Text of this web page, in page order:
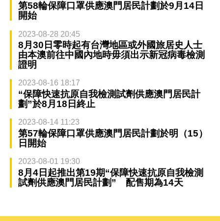
第58輪保障口罩供應澳門居民計劃於9月14日
開始
2023-08-28 20:45
8月30日零時起有台灣地區或外國旅居史人士
由本澳前往中國內地時毋須出示新冠病毒檢測
證明
2023-08-16 18:17
“保障快速抗原自我檢測試劑供應澳門居民計
劃”於8月18日終止
2023-08-14 11:23
第57輪保障口罩供應澳門居民計劃於明（15）
日開始
2023-08-01 19:30
8月4日起推出第19期“保障快速抗原自我檢測
試劑供應澳門居民計劃” 配售期為14天